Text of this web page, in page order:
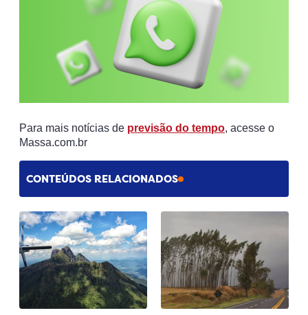
Para mais notícias de previsão do tempo, acesse o
Massa.com.br
CONTEÚDOS RELACIONADOS